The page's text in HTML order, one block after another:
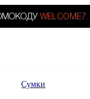
WELCOME7.
Сумки